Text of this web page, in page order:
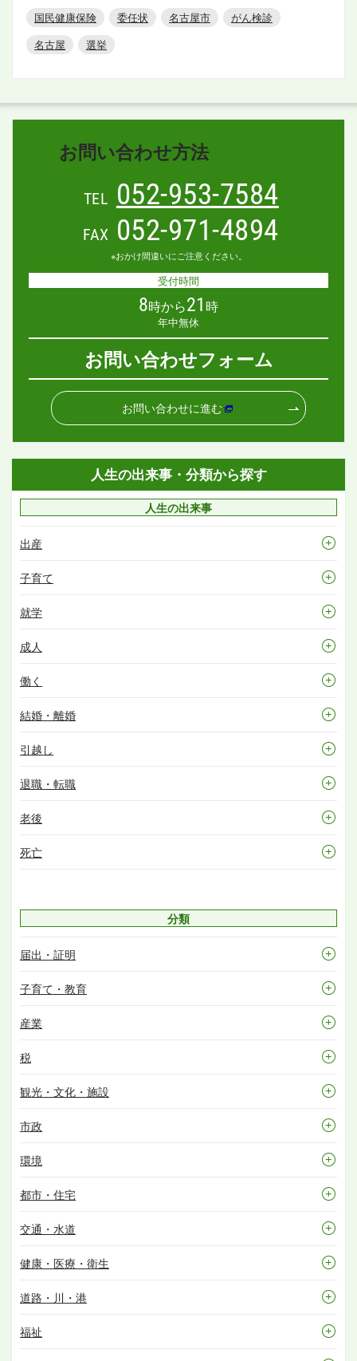
国民健康保険
委任状 名古屋市
がん検診
名古屋
選挙
お問い合わせ方法
TEL 052-953-7584
FAX 052-971-4894
※おかけ間違いにご注意ください。
受付時間
8時から21 時
年中無休
お問い合わせフォーム
お問い合わせに進む
人生の出来事・分類から探す
人生の出来事
出産
子育て
就学
成人
働く
結婚・離婚
引越し
退職・転職
老後
死亡
分類
届出・証明
子育て・教育
産業
税
観光・文化・施設
市政
環境
都市・住宅
交通・水道
健康・医療・衛生
道路・川・港
福祉